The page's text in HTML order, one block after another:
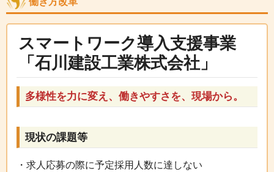
スマートワーク導入支援事業
「石川建設工業株式会社」
多様性を力に変え、働きやすさを、現場から。
現状の課題等
・求人応募の際に予定採用人数に達しない